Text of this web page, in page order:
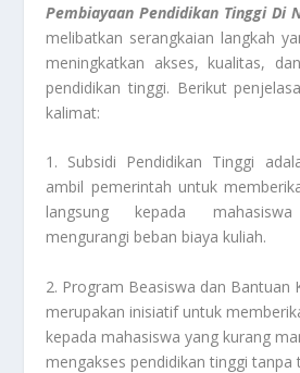
Pembiayaan Pendidikan Tinggi Di
melibatkan serangkaian langkah
meningkatkan akses, kualitas,
pendidikan tinggi. Berikut
kalimat:
1. Subsidi Pendidikan Tinggi
ambil pemerintah untuk
langsung kepada
mengurangi beban biaya kuliah.
2. Program Beasiswa dan Bantuan
merupakan inisiatif untuk
kepada mahasiswa yang kurang
mengakses pendidikan tinggi